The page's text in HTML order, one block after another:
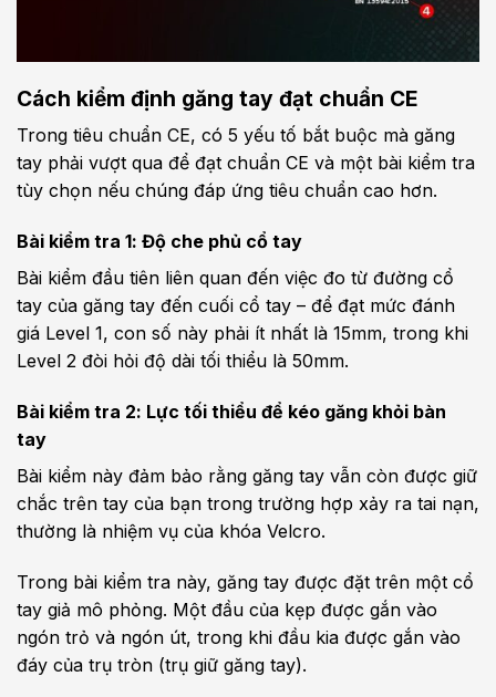
Cách kiểm định găng tay đạt chuẩn CE
Trong tiêu chuẩn CE, có 5 yếu tố bắt buộc mà găng
tay phải vượt qua để đạt chuẩn CE và một bài kiểm tra
tùy chọn nếu chúng đáp ứng tiêu chuẩn cao hơn.
Bài kiểm tra 1: Độ che phủ cổ tay
Bài kiểm đầu tiên liên quan đến việc đo từ đường cổ
tay của găng tay đến cuối cổ tay – để đạt mức đánh
giá Level 1, con số này phải ít nhất là 15mm, trong khi
Level 2 đòi hỏi độ dài tối thiểu là 50mm.
Bài kiểm tra 2: Lực tối thiểu để kéo găng khỏi bàn
tay
Bài kiểm này đảm bảo rằng găng tay vẫn còn được giữ
chắc trên tay của bạn trong trường hợp xảy ra tai nạn,
thường là nhiệm vụ của khóa Velcro.
Trong bài kiểm tra này, găng tay được đặt trên một cổ
tay giả mô phỏng. Một đầu của kẹp được gắn vào
ngón trỏ và ngón út, trong khi đầu kia được gắn vào
đáy của trụ tròn (trụ giữ găng tay).